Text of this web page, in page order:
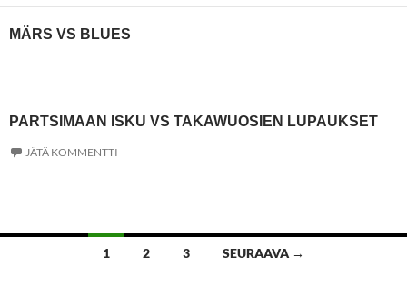
MÄRS VS BLUES
PARTSIMAAN ISKU VS TAKAWUOSIEN LUPAUKSET
JÄTÄ KOMMENTTI
Artikkelien
1 2 3 SEURAAVA →